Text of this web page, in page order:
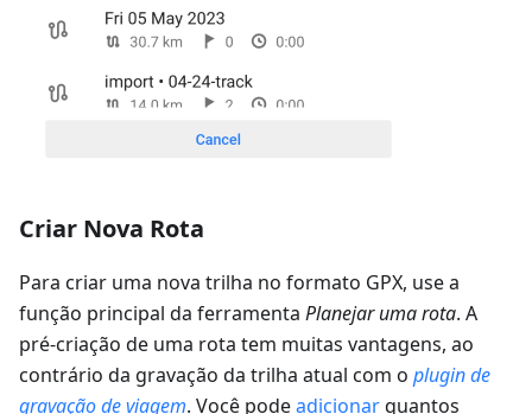
Criar Nova Rota
Para criar uma nova trilha no formato GPX, use a
função principal da ferramenta Planejar uma rota. A
pré-criação de uma rota tem muitas vantagens, ao
contrário da gravação da trilha atual com o plugin de
gravação de viagem. Você podeadicionarquantos